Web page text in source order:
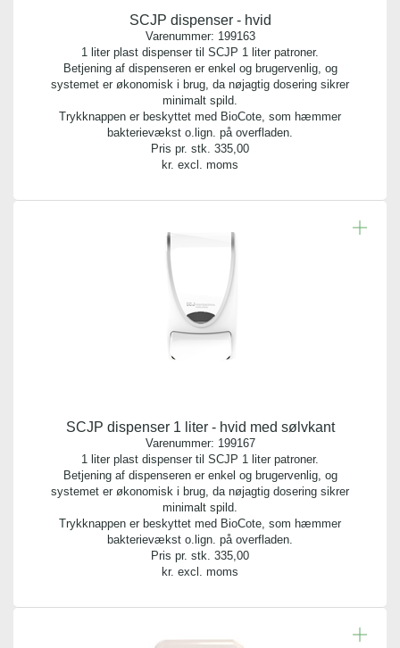
Antal pr. palle:
0
Indhold:
1 liter
Emballage:
Guide til udskiftning af patron
SCJP dispenser - hvid
Varenummer: 199163
1 liter plast dispenser til SCJP 1 liter patroner.
Betjening af dispenseren er enkel og brugervenlig, og
systemet er økonomisk i brug, da nøjagtig dosering sikrer
minimalt spild.
Trykknappen er beskyttet med BioCote, som hæmmer
bakterievækst o.lign. på overfladen.
Pris pr. stk. 335,00
kr. excl. moms
SCJP dispenser 1 liter - hvid med sølvkant
Varenummer: 199167
1 liter plast dispenser til SCJP 1 liter patroner.
Betjening af dispenseren er enkel og brugervenlig, og
systemet er økonomisk i brug, da nøjagtig dosering sikrer
minimalt spild.
Trykknappen er beskyttet med BioCote, som hæmmer
bakterievækst o.lign. på overfladen.
Pris pr. stk. 335,00
kr. excl. moms